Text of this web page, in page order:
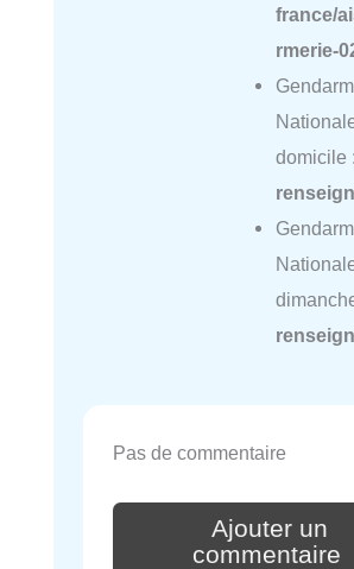
france/
rmerie-
domicile :
Pas de commentaire
Ajouter un
commentaire